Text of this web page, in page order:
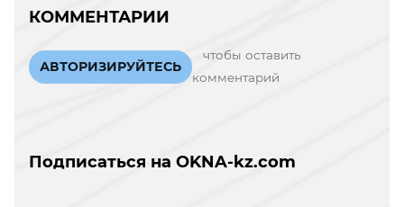
КОММЕНТАРИИ
АВТОРИЗИРУЙТЕСЬ
чтобы оставить
комментарий
Подписаться на OKNA-kz.com